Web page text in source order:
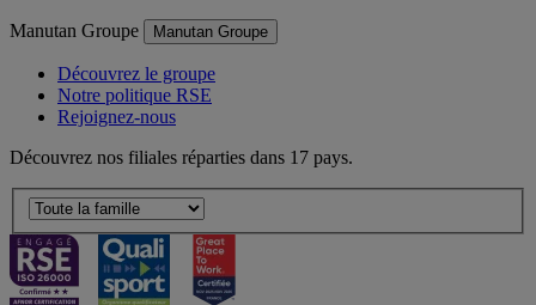
Manutan Groupe Manutan Groupe
Découvrez le groupe
Notre politique RSE
Rejoignez-nous
Découvrez nos filiales réparties dans 17 pays.